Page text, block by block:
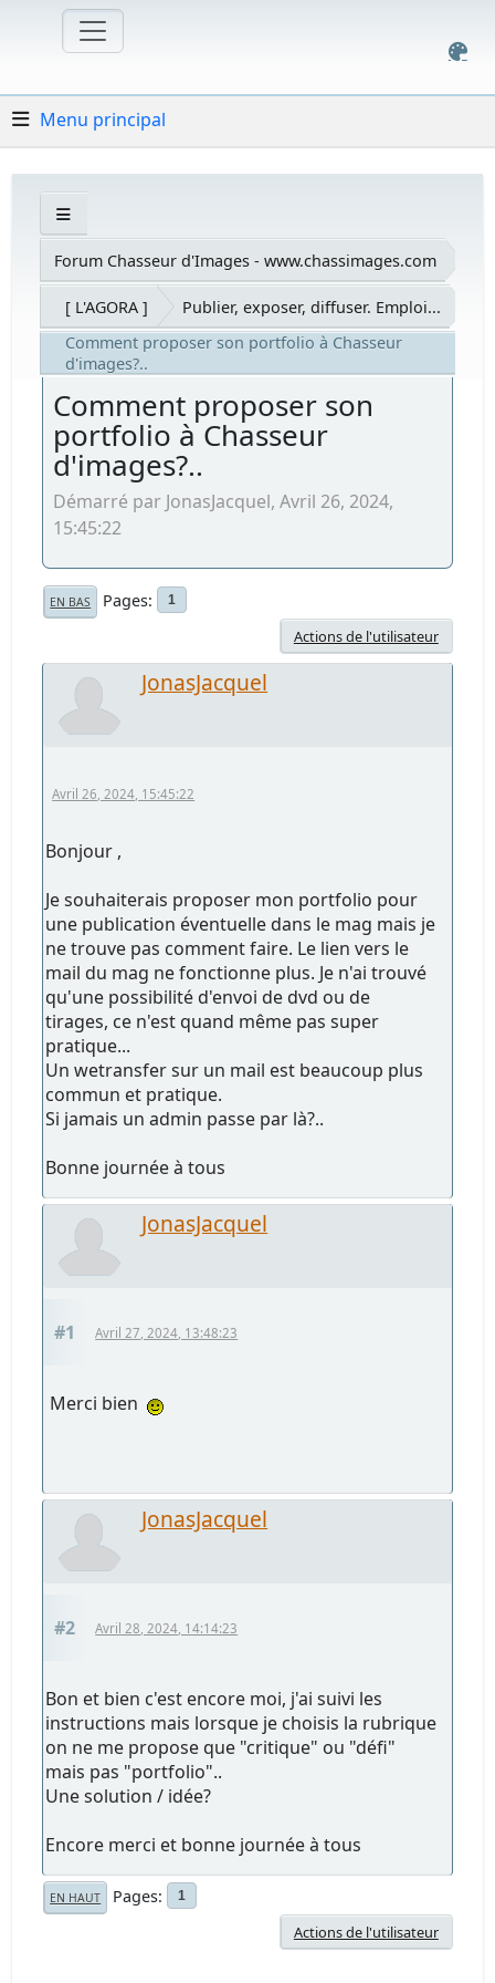
Menu principal
Forum Chasseur d'Images - www.chassimages.com
[ L'AGORA ]
Publier, exposer, diffuser. Emploi...
Comment proposer son portfolio à Chasseur
d'images?..
Comment proposer son
portfolio à Chasseur
d'images?..
Démarré par JonasJacquel, Avril 26, 2024,
15:45:22
EN BAS Pages 1
Actions de l'utilisateur
JonasJacquel
Avril 26, 2024, 15:45:22
Bonjour ,
Je souhaiterais proposer mon portfolio pour
une publication éventuelle dans le mag mais je
ne trouve pas comment faire. Le lien vers le
mail du mag ne fonctionne plus. Je n'ai trouvé
qu'une possibilité d'envoi de dvd ou de
tirages, ce n'est quand même pas super
pratique...
Un wetransfer sur un mail est beaucoup plus
commun et pratique.
Si jamais un admin passe par là?..
Bonne journée à tous
JonasJacquel
#1 Avril 27, 2024, 13:48:23
Merci bien
JonasJacquel
#2 Avril 28, 2024, 14:14:23
Bon et bien c'est encore moi, j'ai suivi les
instructions mais lorsque je choisis la rubrique
on ne me propose que "critique" ou "défi"
mais pas "portfolio"..
Une solution / idée?
Encore merci et bonne journée à tous
EN HAUT Pages 1
Actions de l'utilisateur